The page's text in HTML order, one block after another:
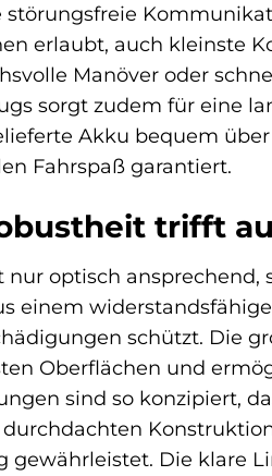
erlaubt, auch kleinste
Manöver oder
sorgt zudem für eine
Akku bequem
Fahrspaß garantiert.
trifft
nur optisch
einem
schützt. Die
Oberflächen und
sind so konzipiert,
Die klare